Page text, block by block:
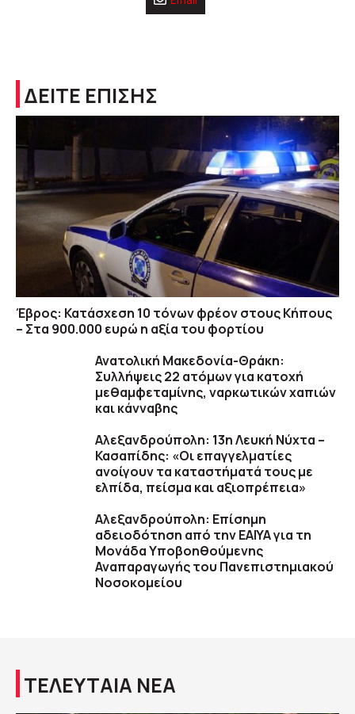
ΔΕΙΤΕ ΕΠΙΣΗΣ
Έβρος: Κατάσχεση 10 τόνων φρέον στους Κήπους
– Στα 900.000 ευρώ η αξία του φορτίου
Ανατολική Μακεδονία-Θράκη:
Συλλήψεις 22 ατόμων για κατοχή
μεθαμφεταμίνης, ναρκωτικών χαπιών
και κάνναβης
Αλεξανδρούπολη: 13η Λευκή Νύχτα –
Κασαπίδης: «Οι επαγγελματίες
ανοίγουν τα καταστήματά τους με
ελπίδα, πείσμα και αξιοπρέπεια»
Αλεξανδρούπολη: Επίσημη
αδειοδότηση από την ΕΑΙΥΑ για τη
Μονάδα Υποβοηθούμενης
Αναπαραγωγής του Πανεπιστημιακού
Νοσοκομείου
ΤΕΛΕΥΤΑΙΑ ΝΕΑ